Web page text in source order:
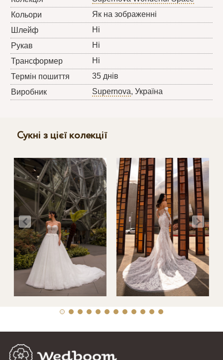
Кольори
Як на зображенні
Шлейф
Ні
Рукав
Ні
Трансформер
Ні
Термін пошиття
35 днів
Виробник
Supernova, Україна
Сукні з цієї колекції